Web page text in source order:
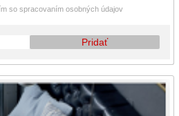
so spracovaním osobných údajov
Pridať